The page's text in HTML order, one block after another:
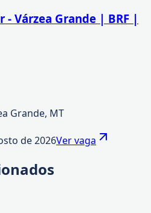
Várzea Grande | BRF |
Grande, MT
de 2026Ver vaga